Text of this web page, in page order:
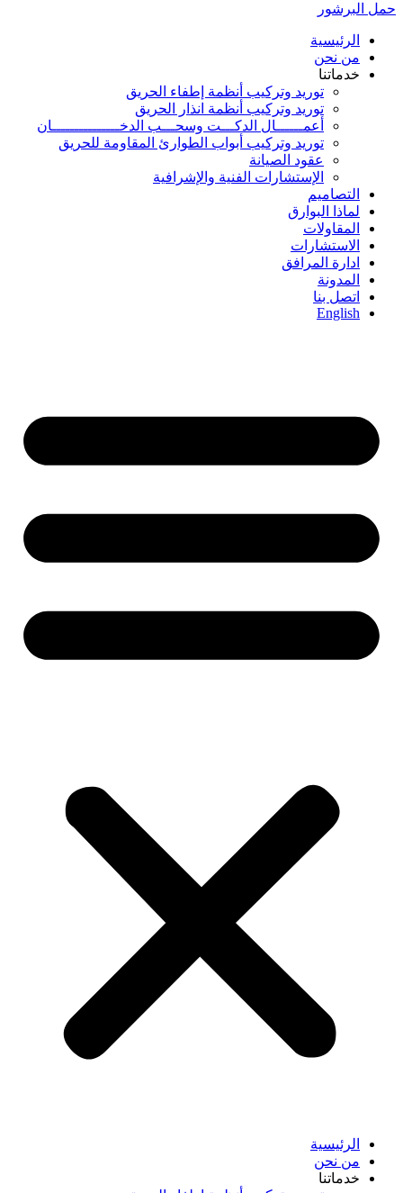
حمل البرشور
الرئيسية
من نحن
خدماتنا
توريد وتركيب أنظمة إطفاء الحريق
توريد وتركيب أنظمة انذار الحريق
أعمــــــال الدكـــت وسحـــب الدخـــــــــــــــان
توريد وتركيب أبواب الطوارئ المقاومة للحريق
عقود الصيانة
الإستشارات الفنية والإشرافية
التصاميم
لماذا البوارق
المقاولات
الاستشارات
ادارة المرافق
المدونة
اتصل بنا
English
الرئيسية
من نحن
خدماتنا